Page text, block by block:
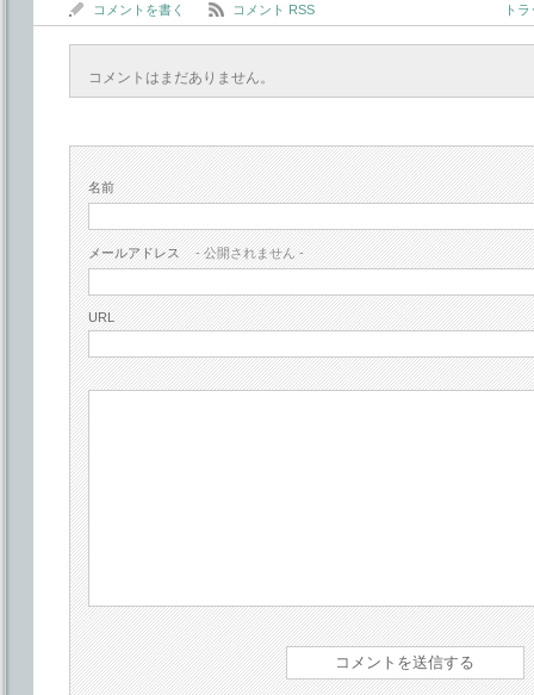
コメントを書く コメント RSS ト
コメントはまだありません。
名前
メールアドレス - 公開されません -
URL